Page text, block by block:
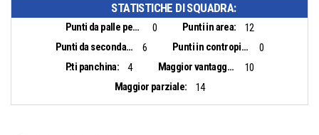
STATISTICHE DI SQUADRA:
Punti da palle perse: 0 Punti in area:
12
Punti da seconda opportunità:
6 Punti in contropiede:
0
P.ti panchina:
4 Maggior vantaggio:
10
Maggior parziale:
14